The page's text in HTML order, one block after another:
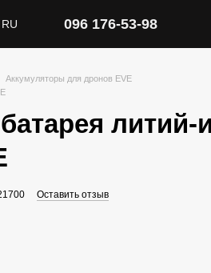
RU 096 176-53-98
Аккумуляторы для дронов EVE
литий-
Оставить отзыв